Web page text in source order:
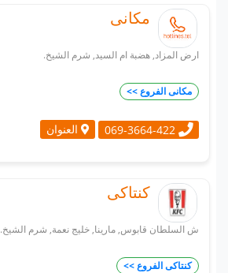
مكانى
ارض المزاد, هضبة ام السيد, شرم الشيخ.
مكانى الفروع >>
العنوان
كنتاكى
ش السلطان قابوس, مارينا, خليج نعمة, شرم الشيخ.
كنتاكى الفروع >>